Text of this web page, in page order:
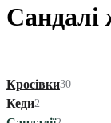
Сандалі
Кросівки30
Кеди2